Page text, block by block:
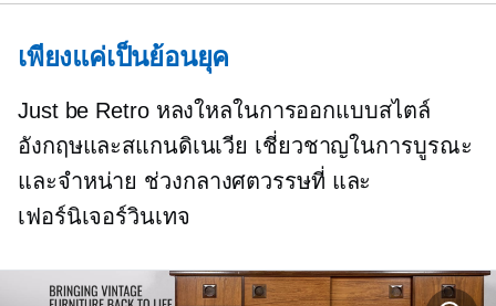
เพียงแค่เป็นย้อนยุค
Just be Retro หลงใหลในการออกแบบสไตล์
อังกฤษและสแกนดิเนเวีย เชี่ยวชาญในการบูรณะ
และจำหน่าย ช่วงกลางศตวรรษที่ และ
เฟอร์นิเจอร์วินเทจ